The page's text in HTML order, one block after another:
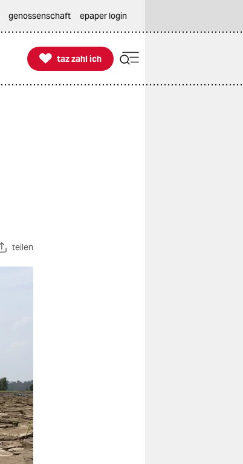
genossenschaft epaper login

taz zahl ich
taz zahl ich
teilen